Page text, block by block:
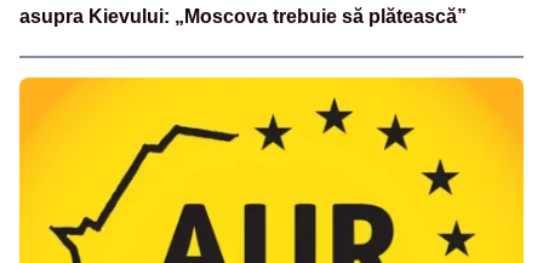
asupra Kievului: „Moscova trebuie să plătească”